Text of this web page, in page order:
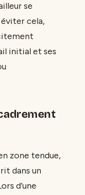
se
cela,
initial et ses
zone tendue,
dans un
d’une